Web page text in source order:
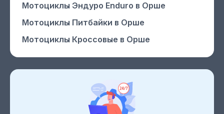
Мотоциклы Эндуро Enduro в Орше
Мотоциклы Питбайки в Орше
Мотоциклы Кроссовые в Орше